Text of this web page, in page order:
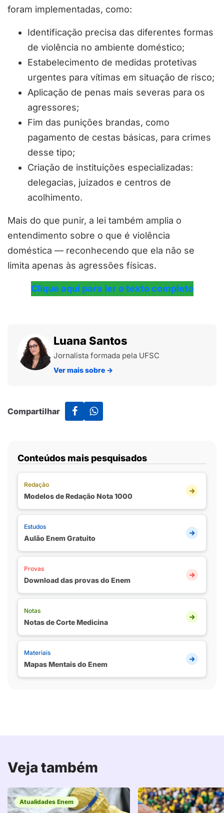
foram implementadas, como:
Identificação precisa das diferentes formas
de violência no ambiente doméstico;
Estabelecimento de medidas protetivas
urgentes para vítimas em situação de risco;
Aplicação de penas mais severas para os
agressores;
Fim das punições brandas, como
pagamento de cestas básicas, para crimes
desse tipo;
Criação de instituições especializadas:
delegacias, juizados e centros de
acolhimento.
Mais do que punir, a lei também amplia o
entendimento sobre o que é violência
doméstica — reconhecendo que ela não se
limita apenas às agressões físicas.
Clique aqui para ler o texto completo
Luana Santos
Jornalista formada pela UFSC
Ver mais sobre →
Compartilhar
Conteúdos mais pesquisados
Redação
Modelos de Redação Nota 1000
Estudos
Aulão Enem Gratuito
Provas
Download das provas do Enem
Notas
Notas de Corte Medicina
Materiais
Mapas Mentais do Enem
Veja também
Atualidades Enem